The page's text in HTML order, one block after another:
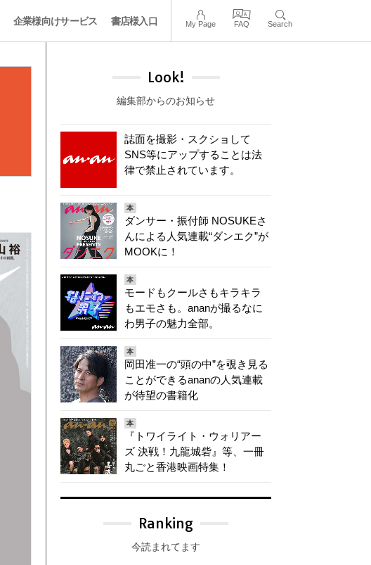
企業様向けサービス 書店様入口 My Page FAQ Search
Look!
編集部からのお知らせ
誌面を撮影・スクショして
SNS等にアップすることは法
律で禁止されています。
本
ダンサー・振付師 NOSUKEさ
んによる人気連載“ダンエク”が
MOOKに！
本
モードもクールさもキラキラ
もエモさも。ananが撮るなに
わ男子の魅力全部。
本
岡田准一の“頭の中”を覗き見る
ことができるananの人気連載
が待望の書籍化
本
『トワイライト・ウォリアー
ズ 決戦！九龍城砦』等、一冊
丸ごと香港映画特集！
Ranking
今読まれてます